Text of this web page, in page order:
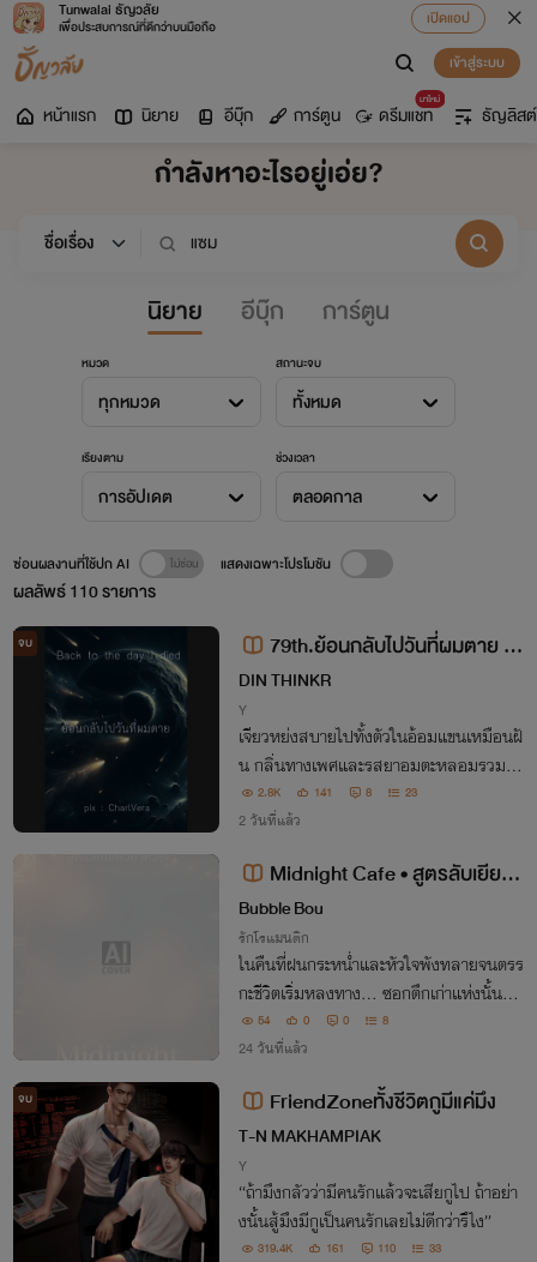
Tunwalai ธัญวลัย
เพื่อประสบการณ์ที่ดีกว่าบนมือถือ
เปิดแอป
เข้าสู่ระบบ
หน้าแรก นิยาย อีบุ๊ก การ์ตูน
มาใหม่
ดรีมแชท ธัญลิสต์
กำลังหาอะไรอยู่เอ่ย?
นิยาย อีบุ๊ก การ์ตูน
หมวด
ทุกหมวด
สถานะจบ
ทั้งหมด
เรียงตาม
การอัปเดต
ช่วงเวลา
ตลอดกาล
ผลลัพธ์110รายการ
ซ่อนผลงานที่ใช้ปก AI แสดงเฉพาะโปรโมชัน
จบ
79th.ย้อนกลับไปวันที่ผมตาย :
Back to the day I died
DIN THINKR
Y
เจียวหย่งสบายไปทั้งตัวในอ้อมแขนเหมือนฝั
น กลิ่นทางเพศและรสยาอมตะหลอมรวมเป็
นหนึ่ง จากนั้นผสานเข้ากับลมหายใจเสือขาว
ปลุกเร้าให้เขาเคลิบเคลิ้มเป็นงูอิ่มเต็มแก่
2.8K 141 8 23
2 วันที่แล้ว
Midnight Cafe • สูตรลับเยียวย
าหัวใจ
Bubble Bou
รักโรแมนติก
ในคืนที่ฝนกระหน่ำและหัวใจพังทลายจนตรร
กะชีวิตเริ่มหลงทาง... ซอกตึกเก่าแห่งนั้นกลั
บมีแสงไฟสีนวลตาผุดขึ้นมาต้อนรับ คาเฟ่ลั
บยามวิกาลที่เปิดประตูต้อนรับเฉพาะคนที่ 'หั
วใจกำลังเหนื่อยล้า' กับบาริสต้าหนุ่ม
54 0 0 8
24 วันที่แล้ว
จบ FriendZoneทั้งชีวิตกูมีแค่มึง
T-N MAKHAMPIAK
Y
“ถ้ามึงกลัวว่ามีคนรักแล้วจะเสียกูไป ถ้าอย่า
งนั้นสู้มึงมีกูเป็นคนรักเลยไม่ดีกว่ารึไง”
319.4K 161 110 33